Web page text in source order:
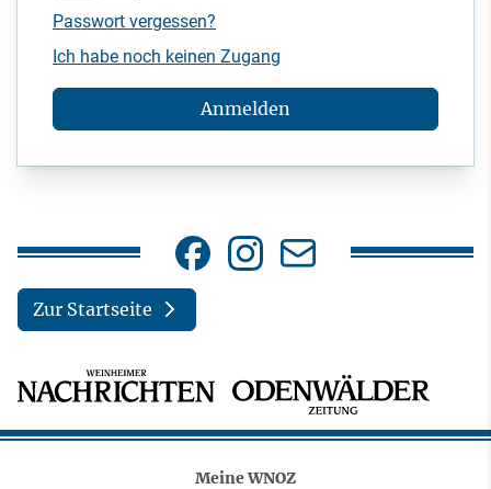
Passwort vergessen?
Ich habe noch keinen Zugang
Anmelden
Zur Startseite
Meine WNOZ